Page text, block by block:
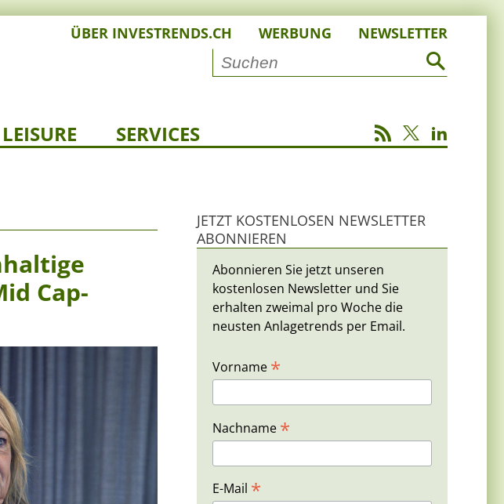
ÜBER INVESTRENDS.CH WERBUNG NEWSLETTER
LEISURE SERVICES
Cap-
JETZT KOSTENLOSEN NEWSLETTER
ABONNIEREN
Abonnieren Sie jetzt unseren
kostenlosen Newsletter und Sie
erhalten zweimal pro Woche die
neusten Anlagetrends per Email.
Vorname *
Nachname *
E-Mail *